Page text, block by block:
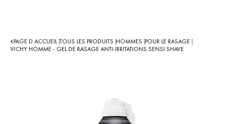
PAGE D ACCUEIL TOUS LES PRODUITS HOMMES POUR LE RASAGE
VICHY HOMME - GEL DE RASAGE ANTI-IRRITATIONS SENSI SHAVE